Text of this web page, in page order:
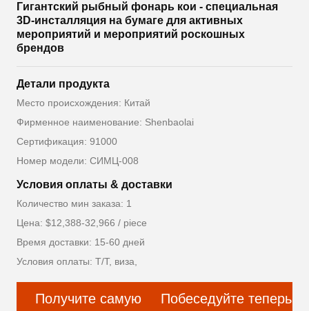
Гигантский рыбный фонарь кои - специальная
3D-инсталляция на бумаге для активных
мероприятий и мероприятий роскошных
брендов
Детали продукта
Место происхождения: Китай
Фирменное наименование: Shenbaolai
Сертификация: 91000
Номер модели: СИМЦ-008
Условия оплаты & доставки
Количество мин заказа: 1
Цена: $12,388-32,966 / piece
Время доставки: 15-60 дней
Условия оплаты: Т/Т, виза,
Получите самую
Побеседуйте теперь